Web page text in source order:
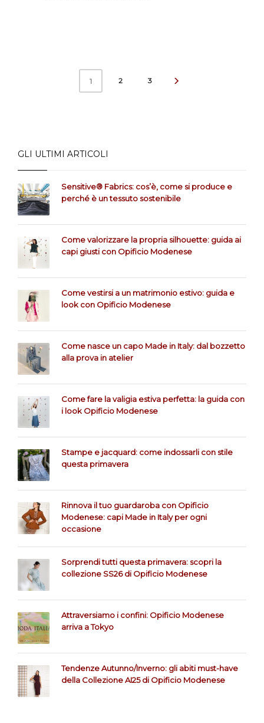
1 2 3
GLI ULTIMI ARTICOLI
Sensitive® Fabrics: cos’è, come si produce e
perché è un tessuto sostenibile
Come valorizzare la propria silhouette: guida ai
capi giusti con Opificio Modenese
Come vestirsi a un matrimonio estivo: guida e
look con Opificio Modenese
Come nasce un capo Made in Italy: dal bozzetto
alla prova in atelier
Come fare la valigia estiva perfetta: la guida con
i look Opificio Modenese
Stampe e jacquard: come indossarli con stile
questa primavera
Rinnova il tuo guardaroba con Opificio
Modenese: capi Made in Italy per ogni
occasione
Sorprendi tutti questa primavera: scopri la
collezione SS26 di Opificio Modenese
Attraversiamo i confini: Opificio Modenese
arriva a Tokyo
Tendenze Autunno/Inverno: gli abiti must-have
della Collezione AI25 di Opificio Modenese